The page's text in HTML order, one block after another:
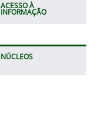
ACESSO À
INFORMAÇÃO
NÚCLEOS